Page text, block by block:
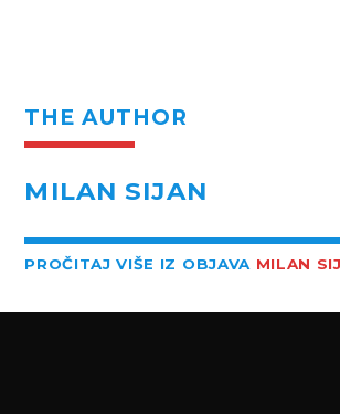
THE AUTHOR
MILAN SIJAN
PROČITAJ VIŠE IZ OBJAVA MILAN